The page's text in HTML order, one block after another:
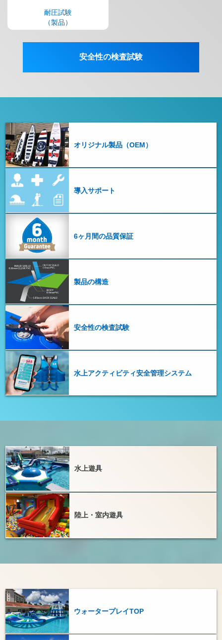
耐圧試験
（製品）
安全性の検査試験
オリジナル製品（OEM）
導入サポート
6ヶ月間の品質保証
製品の構造
安全性の検査試験
水上アクティビティ安全管理システム
水上遊具
陸上・室内遊具
ウォータープレイTOP